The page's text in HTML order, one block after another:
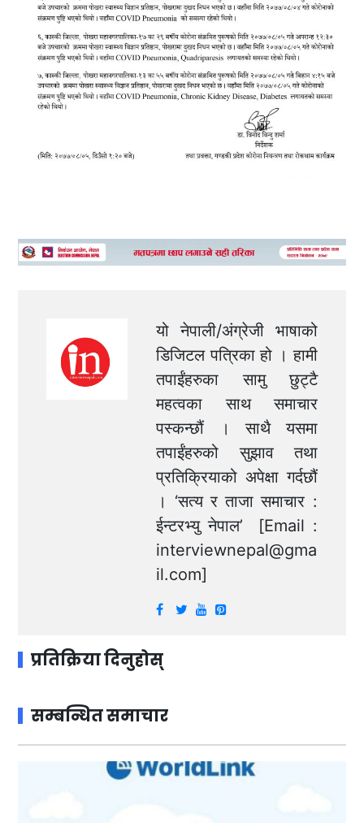
यो नेपाली/अंग्रेजी भाषाको
डिजिटल पत्रिका हो । हामी
तपाईंहरुका सामु छुट्टै
महत्वका साथ समाचार
पस्कन्छौं । साथै यसमा
तपाईंहरुको सुझाव तथा
प्रतिक्रियाको अपेक्षा गर्दछौं
। ‘सत्य र ताजा समाचार :
ईन्टरभ्यु नेपाल’ [Email :
interviewnepal@gma
il.com]
प्रतिक्रिया दिनुहोस्
सम्बन्धित समाचार